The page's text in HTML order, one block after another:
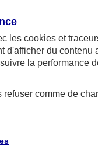
les cookies et
d'afficher du contenu
la performance
comme de